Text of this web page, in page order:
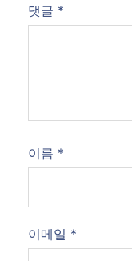
댓글 *
이름 *
이메일 *